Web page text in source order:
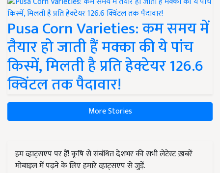
Pusa Corn Varieties: कम समय में
तैयार हो जाती हैं मक्का की ये पांच
किस्में, मिलती है प्रति हेक्टेयर 126.6
क्विंटल तक पैदावार!
More Stories
हम व्हाट्सएप पर हैं! कृषि से संबंधित देशभर की सभी लेटेस्ट ख़बरें
मोबाइल में पढ़ने के लिए हमारे व्हाट्सएप से जुड़ें.